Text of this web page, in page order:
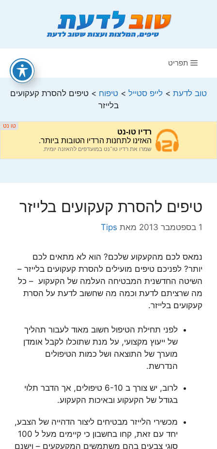
תפריט
טוב לדעת > לייפ סטייל > טיפוח > טיפים להסרת קעקועים
בלייזר
טיפים להסרת קעקועים בלייזר
1 בספטמבר 2013 מאת Tips
נמאס לכם מהקעקוע שלכם? הוא לא מתאים לכם
יותר? לפניכם טיפים מועילים להסרת קעקועים בלייזר –
השיטה החדשנית המבטיחה העלמה של הקעקוע – כל
מה שרציתם לדעת וכמה מה שחשוב לדעת על הסרת
קעקועים בלייזר.
לפני תחילת הטיפול חשוב מאוד לעבור תהליך
של ייעוץ מקצועי, על מנת שתוכלו לקבל אומדן
מוערך של התוצאה ושל כמות הטיפולים
הנדרשת.
לרוב, יש צורך ב 6-10 טיפולים, אך הדבר תלוי
בגודל של הקעקוע ובאיכות הקעקוע.
מכשירי הלייזר מבטיחים ליצור הדהייה של הצבע,
יחד עם זאת, קחו בחשבון כי קיימים מעל ל 100
סוגי צבעים בהם משתמשים המקעקעים – וישנם